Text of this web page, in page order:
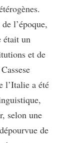
l’époque,
était un
et de
l’Italie a été
selon une
de